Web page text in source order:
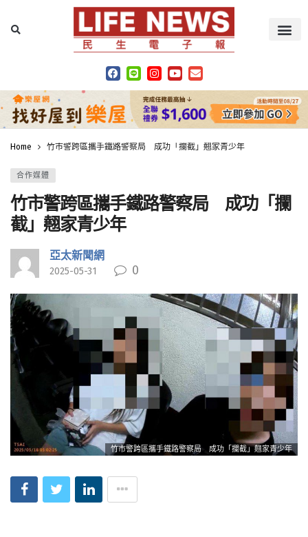
Home 竹市警跨區攜手鐵路警察局 成功「攔截」翹家青少年
合作媒體
竹市警跨區攜手鐵路警察局 成功「攔
截」翹家青少年
亞太新聞網
2025-05-31 0
竹市警跨區攜手鐵路警察局 成功「攔截」翹家青少年